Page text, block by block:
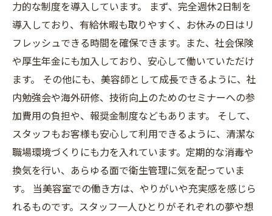
力的な制度を導入しています。 まず、完全週休2日制を
導入しており、有給休暇も取りやすく、お休みの日はリ
フレッシュできる時間を確保できます。また、社会保険
や厚生年金にも加入しており、安心して働いていただけ
ます。 その他にも、美容師として成長できるように、社
内勉強会や海外研修、技術向上のためのセミナーへの参
加費用の負担や、報奨金制度などもあります。 そして、
スタッフもお客様も安心して利用できるように、清潔な
職場環境づくりにも力を入れています。定期的な消毒や
換気を行い、あらゆる面で衛生管理に気を配っていま
す。 当美容室での働き方は、やりがいや充実感を感じら
れるものです。スタッフ一人ひとりがそれぞれの夢や想